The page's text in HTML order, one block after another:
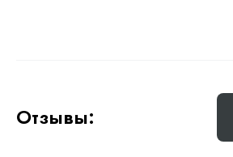
Отзывы: